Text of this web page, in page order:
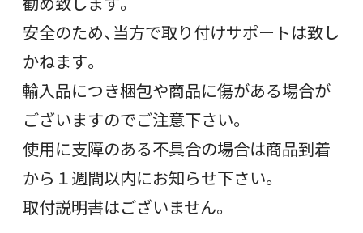
安全のため、当方で取り付けサポートは致し
かねます。
輸入品につき梱包や商品に傷がある場合が
ございますのでご注意下さい。
使用に支障のある不具合の場合は商品到着
から１週間以内にお知らせ下さい。
取付説明書はございません。